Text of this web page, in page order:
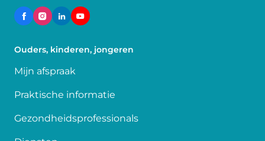
Ouders, kinderen, jongeren
Mijn afspraak
Praktische informatie
Gezondheidsprofessionals